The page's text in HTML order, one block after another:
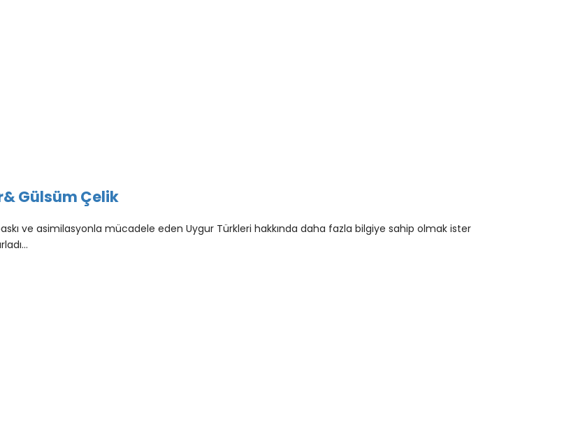
Gülsüm Çelik
ve asimilasyonla mücadele eden Uygur Türkleri hakkında daha fazla bilgiye sahip olmak ister